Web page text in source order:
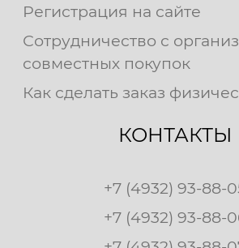
Регистрация на сайте
Сотрудничество с
совместных покупок
Как сделать заказ
КОНТАКТЫ
+7 (4932) 93-88-
+7 (4932) 93-88-